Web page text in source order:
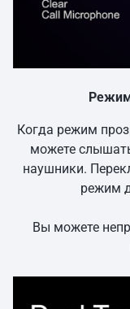
Режим
Когда режим
можете
наушники.
режим
Вы можете